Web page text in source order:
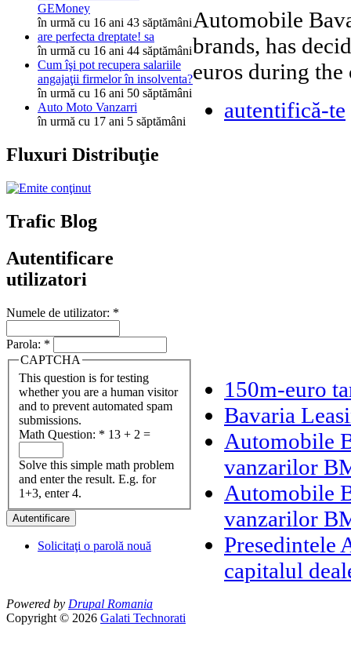
GEMoney
în urmă cu 16 ani 43 săptămâni
are perfecta dreptate! sa
în urmă cu 16 ani 44 săptămâni
Cum îşi pot recupera salariile
angajaţii firmelor în insolventa?
în urmă cu 16 ani 50 săptămâni
Auto Moto Vanzarri
în urmă cu 17 ani 5 săptămâni
Fluxuri Distribuţie
Trafic Blog
Autentificare
utilizatori
Numele de utilizator: *
Parola: *
CAPTCHA
This question is for testing
whether you are a human visitor
and to prevent automated spam
submissions.
Math Question: * 13 + 2 =
Solve this simple math problem
and enter the result. E.g. for
1+3, enter 4.
Solicitaţi o parolă nouă
Automobile
brands, has
euros during the
autentifică-te
150m-euro
Bavaria
Automobile
vanzarilor
Automobile
vanzarilor
Presedintele
capitalul
Powered by Drupal Romania
Copyright © 2026 Galati Technorati